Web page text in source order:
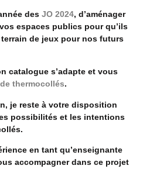
des JO 2024, d’aménager
espaces publics pour qu’ils
de jeux pour nos futurs
catalogue s’adapte et vous
thermocollés.
je reste à votre disposition
possibilités et les intentions
en tant qu’enseignante
accompagner dans ce projet